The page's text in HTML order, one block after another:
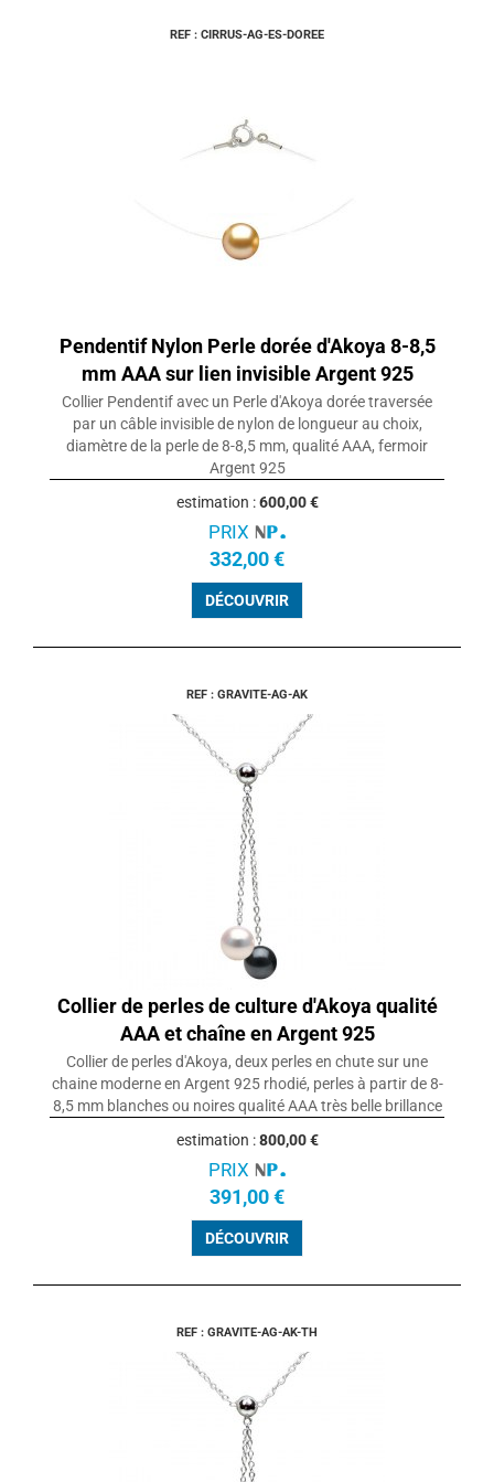
REF : CIRRUS-AG-ES-DOREE
Pendentif Nylon Perle dorée d'Akoya 8-8,5
mm AAA sur lien invisible Argent 925
Collier Pendentif avec un Perle d'Akoya dorée traversée
par un câble invisible de nylon de longueur au choix,
diamètre de la perle de 8-8,5 mm, qualité AAA, fermoir
Argent 925
estimation :600,00 €
PRIX
332,00 €
DÉCOUVRIR
REF : GRAVITE-AG-AK
Collier de perles de culture d'Akoya qualité
AAA et chaîne en Argent 925
Collier de perles d'Akoya, deux perles en chute sur une
chaine moderne en Argent 925 rhodié, perles à partir de 8-
8,5 mm blanches ou noires qualité AAA très belle brillance
estimation :800,00 €
PRIX
391,00 €
DÉCOUVRIR
REF : GRAVITE-AG-AK-TH